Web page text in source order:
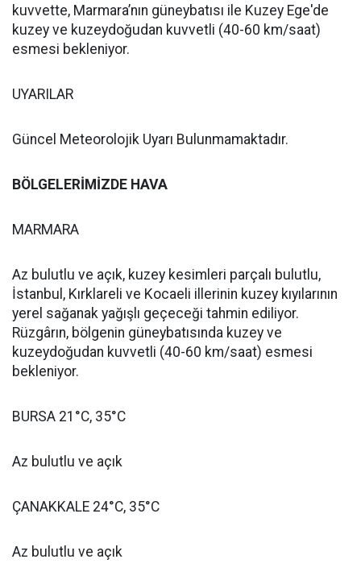
kuvvette, Marmara’nın güneybatısı ile Kuzey Ege'de
kuzey ve kuzeydoğudan kuvvetli (40-60 km/saat)
esmesi bekleniyor.
UYARILAR
Güncel Meteorolojik Uyarı Bulunmamaktadır.
BÖLGELERİMİZDE HAVA
MARMARA
Az bulutlu ve açık, kuzey kesimleri parçalı bulutlu,
İstanbul, Kırklareli ve Kocaeli illerinin kuzey kıyılarının
yerel sağanak yağışlı geçeceği tahmin ediliyor.
Rüzgârın, bölgenin güneybatısında kuzey ve
kuzeydoğudan kuvvetli (40-60 km/saat) esmesi
bekleniyor.
BURSA 21°C, 35°C
Az bulutlu ve açık
ÇANAKKALE 24°C, 35°C
Az bulutlu ve açık